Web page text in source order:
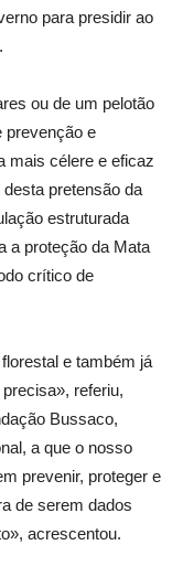
para presidir ao
ou de um pelotão
prevenção e
mais célere e eficaz
pretensão da
estruturada
a proteção da Mata
crítico de
e também já
referiu,
Bussaco,
a que o nosso
prevenir, proteger e
de serem dados
acrescentou.